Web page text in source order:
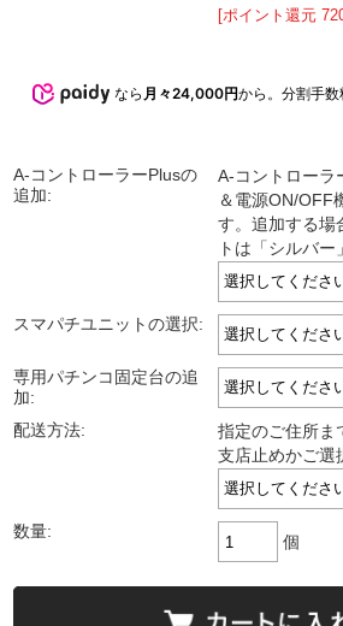
[ポイント還元
なら 月々24,000円から。分割手
A-コントローラーPlusの
追加:
A-コントローラ
＆電源ON/OFF
す。追加する場
トは「シルバー
スマパチユニットの選択:
専用パチンコ固定台の追
加:
配送方法:
指定のご住所ま
支店止めかご選
数量:
個